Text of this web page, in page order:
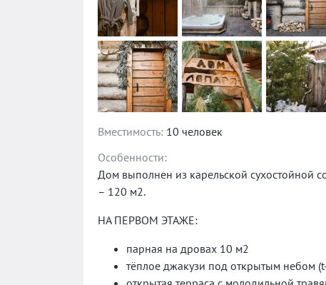
Вместимость: 10 человек
Особенности:
Дом выполнен из карельской сухостойной
– 120 м2.
НА ПЕРВОМ ЭТАЖЕ:
парная на дровах 10 м2
тёплое джакузи под открытым небом